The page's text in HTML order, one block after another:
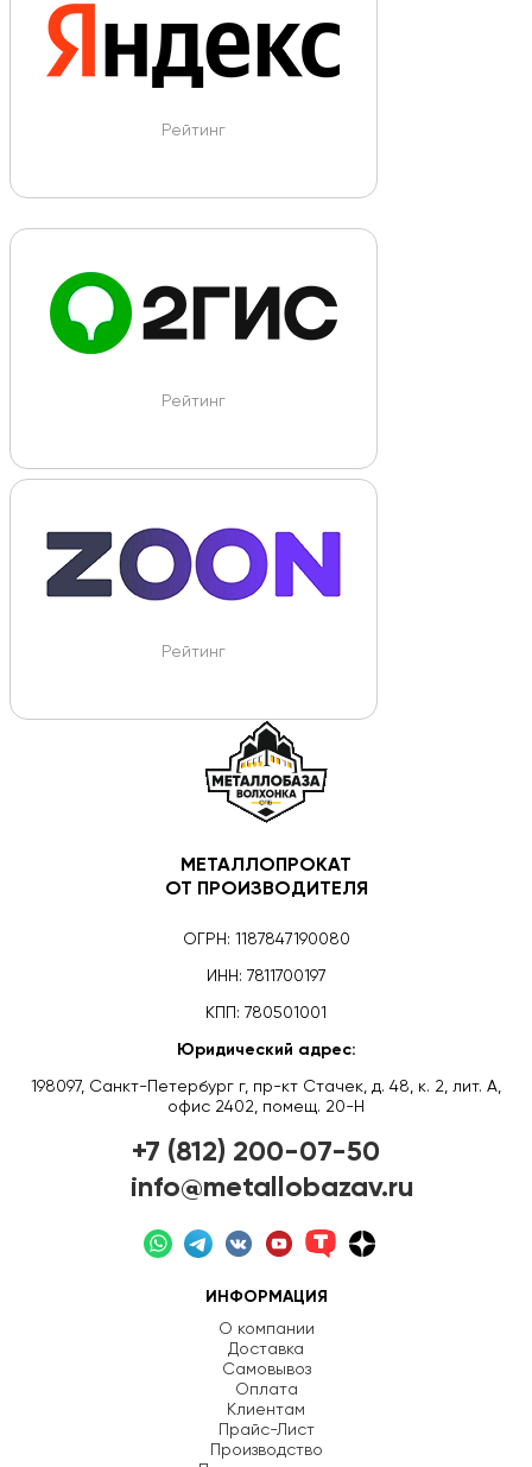
Рейтинг
Рейтинг
Рейтинг
МЕТАЛЛОПРОКАТ
ОТ ПРОИЗВОДИТЕЛЯ
ОГРН: 1187847190080
ИНН: 7811700197
КПП: 780501001
Юридический адрес:
198097, Санкт-Петербург г, пр-кт Стачек, д. 48, к. 2, лит. А,
офис 2402, помещ. 20-Н
+7 (812) 200-07-50
info@metallobazav.ru
ИНФОРМАЦИЯ
О компании
Доставка
Самовывоз
Оплата
Клиентам
Прайс-Лист
Производство